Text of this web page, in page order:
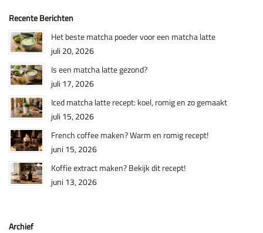
Recente Berichten
Het beste matcha poeder voor een matcha latte
juli 20, 2026
Is een matcha latte gezond?
juli 17, 2026
Iced matcha latte recept: koel, romig en zo gemaakt
juli 15, 2026
French coffee maken? Warm en romig recept!
juni 15, 2026
Koffie extract maken? Bekijk dit recept!
juni 13, 2026
Archief